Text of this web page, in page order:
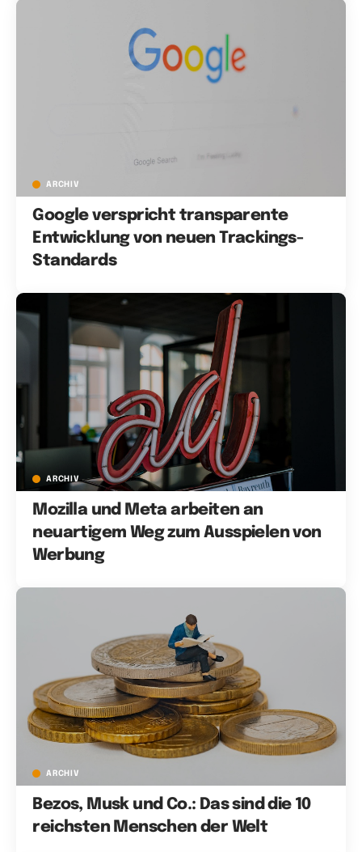
ARCHIV
Google verspricht transparente
Entwicklung von neuen Trackings-
Standards
ARCHIV
Mozilla und Meta arbeiten an
neuartigem Weg zum Ausspielen von
Werbung
ARCHIV
Bezos, Musk und Co.: Das sind die 10
reichsten Menschen der Welt